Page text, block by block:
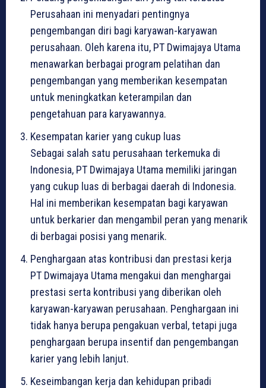
Perusahaan ini menyadari pentingnya
pengembangan diri bagi karyawan-karyawan
perusahaan. Oleh karena itu, PT Dwimajaya Utama
menawarkan berbagai program pelatihan dan
pengembangan yang memberikan kesempatan
untuk meningkatkan keterampilan dan
pengetahuan para karyawannya.
Kesempatan karier yang cukup luas
Sebagai salah satu perusahaan terkemuka di
Indonesia, PT Dwimajaya Utama memiliki jaringan
yang cukup luas di berbagai daerah di Indonesia.
Hal ini memberikan kesempatan bagi karyawan
untuk berkarier dan mengambil peran yang menarik
di berbagai posisi yang menarik.
Penghargaan atas kontribusi dan prestasi kerja
PT Dwimajaya Utama mengakui dan menghargai
prestasi serta kontribusi yang diberikan oleh
karyawan-karyawan perusahaan. Penghargaan ini
tidak hanya berupa pengakuan verbal, tetapi juga
penghargaan berupa insentif dan pengembangan
karier yang lebih lanjut.
Keseimbangan kerja dan kehidupan pribadi